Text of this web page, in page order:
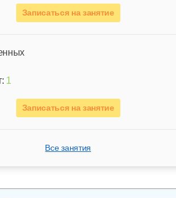
Записаться на занятие
1
Записаться на занятие
Все занятия